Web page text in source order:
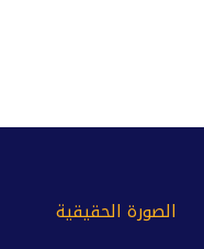
الصورة الحقيقية